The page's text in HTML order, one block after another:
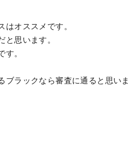
オススメです。
思います。
。
ラックなら審査に通ると思いま